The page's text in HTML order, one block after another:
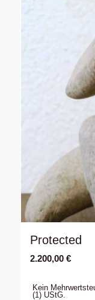
Protected
2.200,00 €
Kein
(1) UStG.